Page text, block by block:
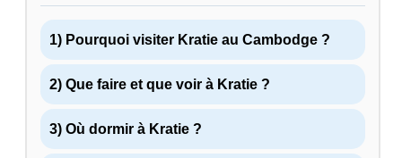
1) Pourquoi visiter Kratie au Cambodge ?
2) Que faire et que voir à Kratie ?
3) Où dormir à Kratie ?